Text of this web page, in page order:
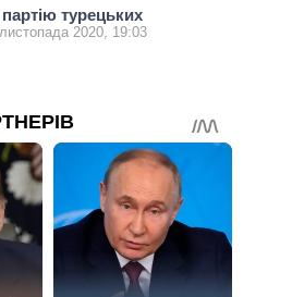
турецьких
2020, 19:03